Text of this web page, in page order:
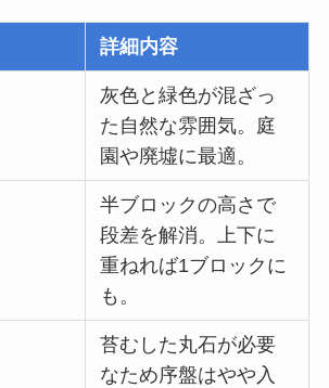
詳細内容
灰色と緑色が混ざっ
た自然な雰囲気。庭
園や廃墟に最適。
半ブロックの高さで
段差を解消。上下に
重ねれば1ブロックに
も。
苔むした丸石が必要
なため序盤はやや入